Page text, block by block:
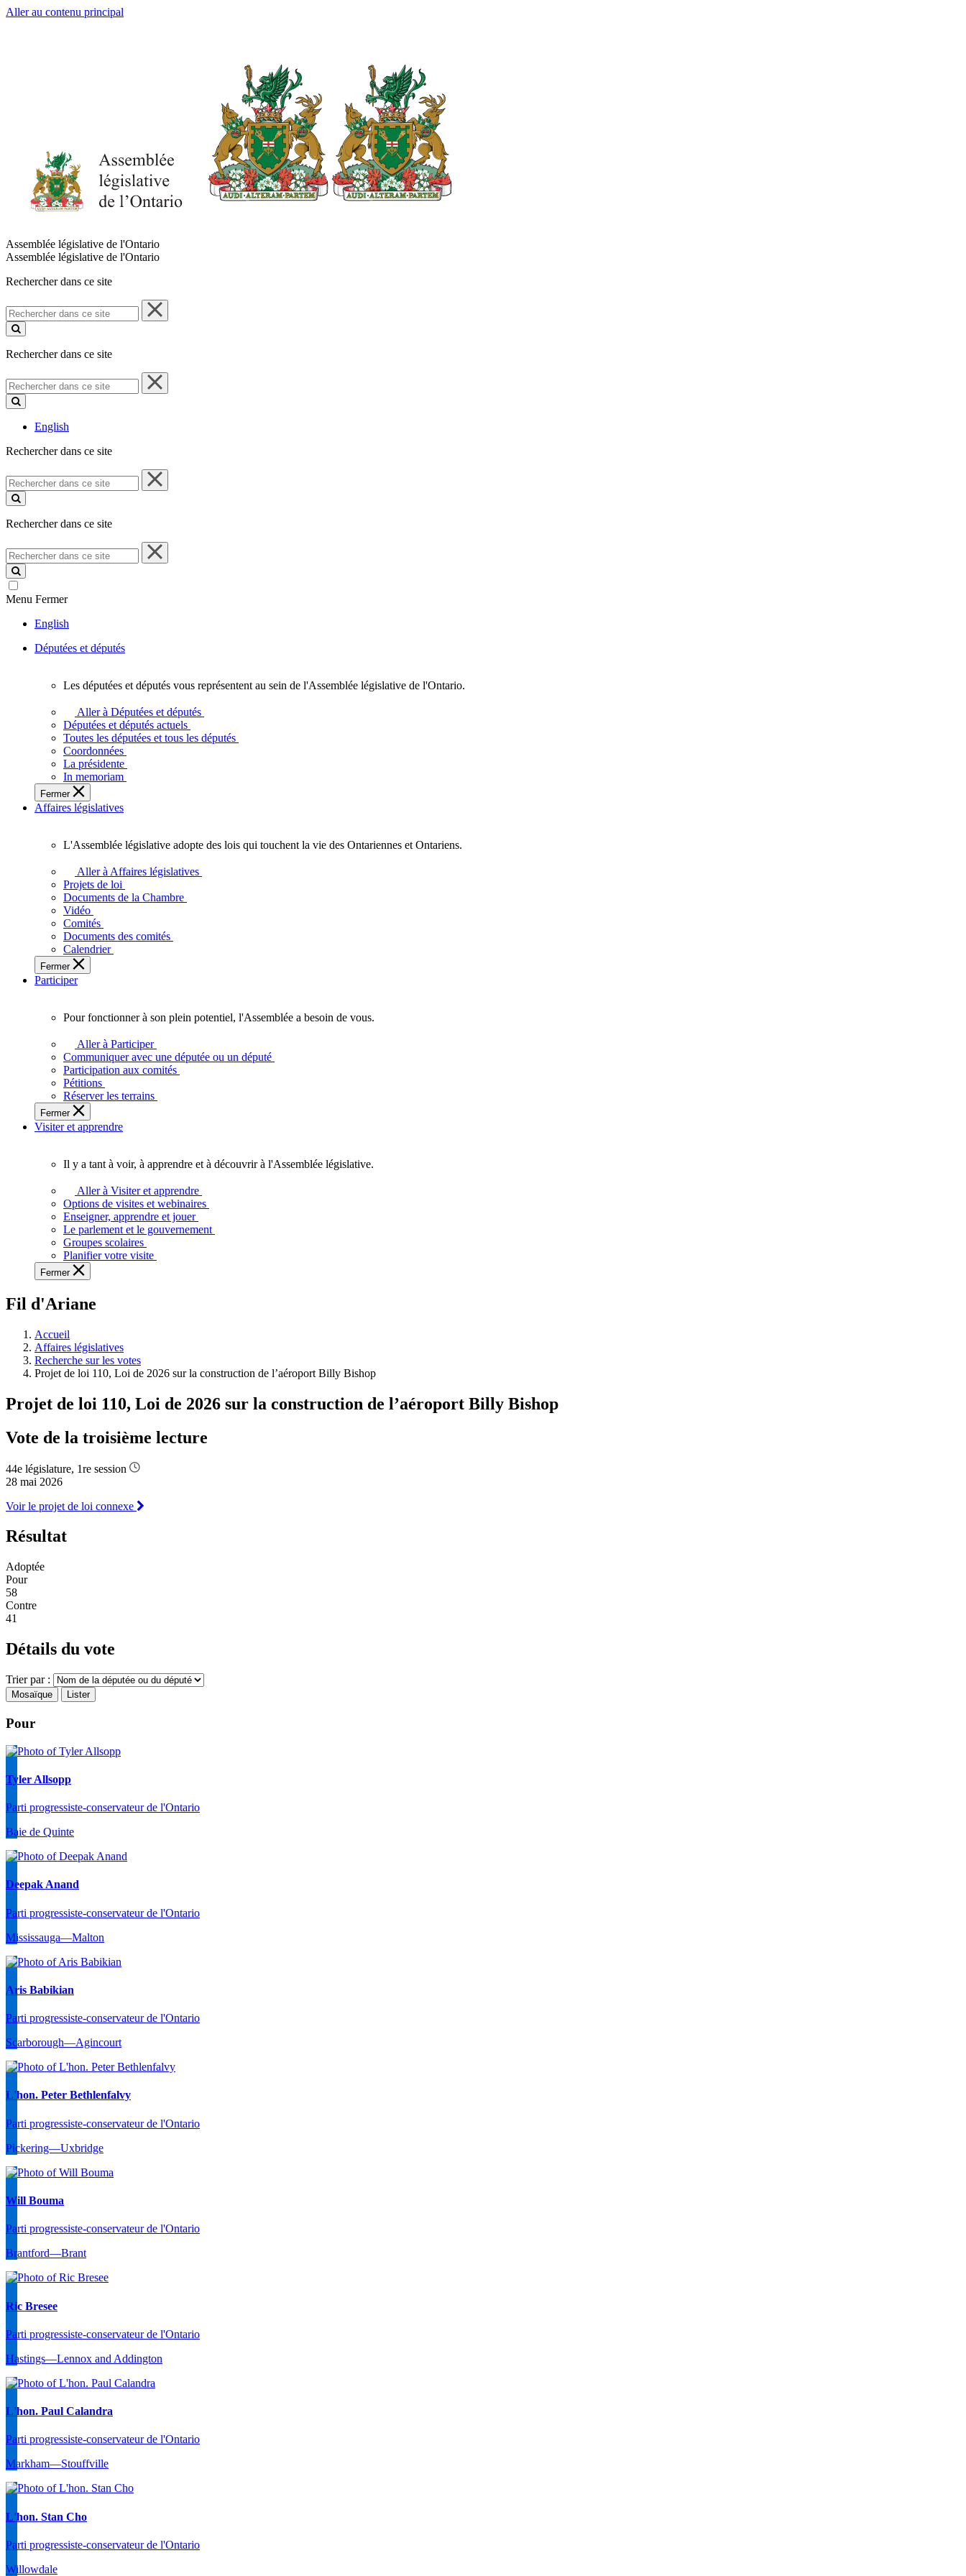
Aller au contenu principal
Assemblée législative de l'Ontario
Assemblée législative de l'Ontario
Rechercher dans ce site
Rechercher
dans
ce
Rechercher dans ce site
Rechercher
dans
ce
English
Rechercher dans ce site
Rechercher
dans
ce
Rechercher dans ce site
Rechercher
dans
ce
site
Menu Fermer
English
Députées et députés
députées
députés
vous
représentent
sein
de
l'Assemblée
l'Ontario.
Les députées et députés vous représentent au sein de l'Assemblée législative de l'Ontario.
Aller à Députées et députés
Députées et députés actuels
Toutes les députées et tous les députés
Coordonnées
La présidente
In memoriam
Fermer
Affaires législatives
législative
adopte
touchent
vie
des
Ontariennes
Ontariens.
L'Assemblée législative adopte des lois qui touchent la vie des Ontariennes et Ontariens.
Aller à Affaires législatives
Projets de loi
Documents de la Chambre
Vidéo
Comités
Documents des comités
Calendrier
Fermer
Participer
fonctionner
plein
potentiel,
l'Assemblée
a
besoin
Pour fonctionner à son plein potentiel, l'Assemblée a besoin de vous.
Aller à Participer
Communiquer avec une députée ou un député
Participation aux comités
Pétitions
Réserver les terrains
Fermer
Visiter et apprendre
voir,
apprendre
et
découvrir
l'Assemblée
législative.
Il y a tant à voir, à apprendre et à découvrir à l'Assemblée législative.
Aller à Visiter et apprendre
Options de visites et webinaires
Enseigner, apprendre et jouer
Le parlement et le gouvernement
Groupes scolaires
Planifier votre visite
Fermer
Fil d'Ariane
Accueil
Affaires législatives
Recherche sur les votes
Projet de loi 110, Loi de 2026 sur la construction de l’aéroport Billy Bishop
Projet de loi 110, Loi de 2026 sur la construction de l’aéroport Billy Bishop
Vote de la troisième lecture
44e législature, 1re session
28 mai 2026
Voir le projet de loi connexe
Résultat
Adoptée
Pour
58
Contre
41
Détails du vote
Trier par :
Mosaïque Lister
Pour
Tyler Allsopp
Parti progressiste-conservateur de l'Ontario
Baie de Quinte
Deepak Anand
Parti progressiste-conservateur de l'Ontario
Mississauga—Malton
Aris Babikian
Parti progressiste-conservateur de l'Ontario
Scarborough—Agincourt
L'hon. Peter Bethlenfalvy
Parti progressiste-conservateur de l'Ontario
Pickering—Uxbridge
Will Bouma
Parti progressiste-conservateur de l'Ontario
Brantford—Brant
Ric Bresee
Parti progressiste-conservateur de l'Ontario
Hastings—Lennox and Addington
L'hon. Paul Calandra
Parti progressiste-conservateur de l'Ontario
Markham—Stouffville
L'hon. Stan Cho
Parti progressiste-conservateur de l'Ontario
Willowdale